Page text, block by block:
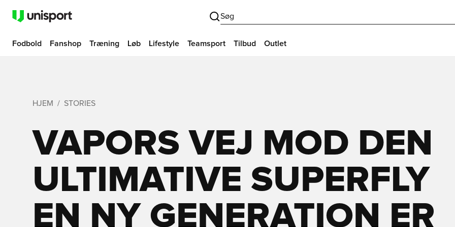
Søg
Fodbold Fanshop Træning Løb Lifestyle Teamsport Tilbud Outlet
HJEM STORIES
VAPORS VEJ MOD DEN
ULTIMATIVE SUPERFLY 
EN NY GENERATION ER